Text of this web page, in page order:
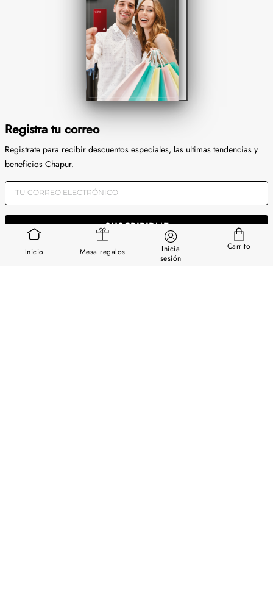
Inicio Mesa regalos
Inicia
sesión
Carrito
Registra tu correo
Registrate para recibir descuentos especiales, las ultimas tendencias y
beneficios Chapur.
SUSCRIBIRME
Tus datos estan protegidos. Conoce nuestra